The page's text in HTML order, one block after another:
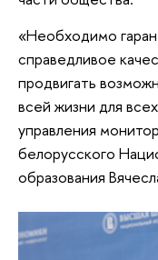
«Необходимо
справедливое
продвигать
всей жизни для
управления
белорусского
образования